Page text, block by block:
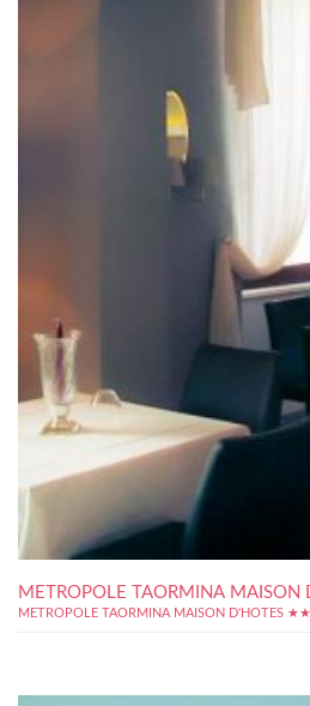
METROPOLE TAORMINA MAISON
METROPOLE TAORMINA MAISON D'HOTES